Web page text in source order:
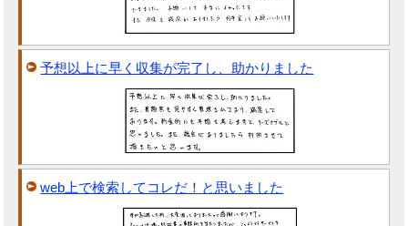
予想以上に早く収集が完了し、助かりました
web上で検索してコレだ！と思いました